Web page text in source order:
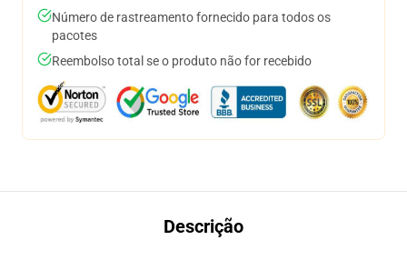
Número de rastreamento fornecido para todos os
pacotes
Reembolso total se o produto não for recebido
Descrição